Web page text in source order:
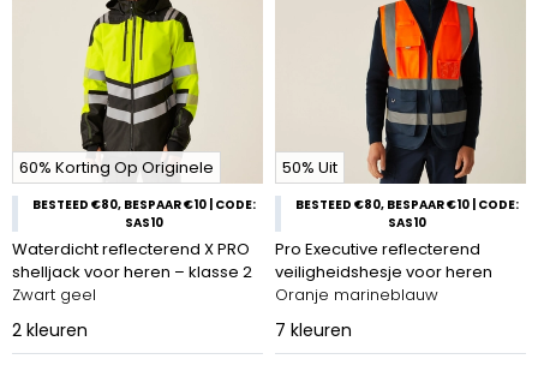
60% Korting Op Originele
BESTEED €80, BESPAAR €10 | CODE:
SAS10
Waterdicht reflecterend X PRO
shelljack voor heren – klasse 2
Zwart geel
2 kleuren
50% Uit
BESTEED €80, BESPAAR €10 | CODE:
SAS10
Pro Executive reflecterend
veiligheidshesje voor heren
Oranje marineblauw
7 kleuren